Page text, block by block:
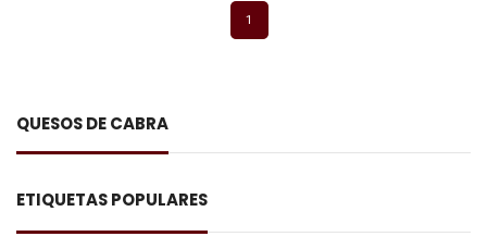
QUESOS DE CABRA
ETIQUETAS POPULARES
1